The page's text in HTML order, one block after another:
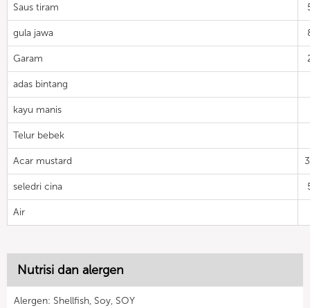
Saus tiram
gula jawa
Garam
adas bintang
kayu manis
Telur bebek
Acar mustard
seledri cina
Air
Nutrisi dan alergen
Alergen: Shellfish, Soy, SOY